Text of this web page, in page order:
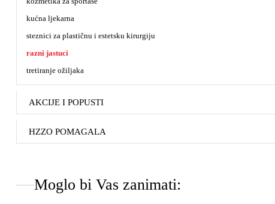
kućna ljekarna
steznici za plastičnu i estetsku kirurgiju
razni jastuci
tretiranje ožiljaka
AKCIJE I POPUSTI
HZZO POMAGALA
Moglo bi Vas zanimati: